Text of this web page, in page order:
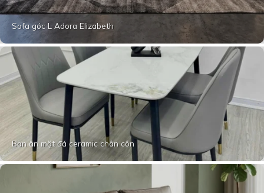
Sofa góc L Adora Elizabeth
Bàn ăn mặt đá ceramic chân côn